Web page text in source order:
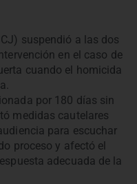
suspendió a las dos
en el caso de
cuando el homicida
por 180 días sin
medidas cautelares
para escuchar
proceso y afectó el
adecuada de la